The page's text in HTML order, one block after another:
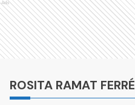
Ads
ROSITA RAMAT FERRÉ